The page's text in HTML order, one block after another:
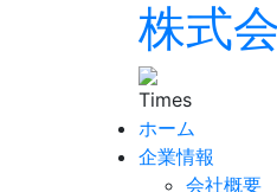
株式
ホーム
企業情報
会社概要